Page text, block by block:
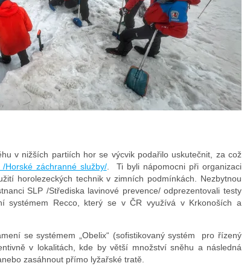
v nižších partiích hor se výcvik podařilo uskutečnit, za což
/Horské záchranné služby/. Ti byli nápomocni při organizaci
horolezeckých technik v zimních podmínkách. Nezbytnou
SLP /Střediska lavinové prevence/ odprezentovali testy
systémem Recco, který se v ČR využívá v Krkonoších a
se systémem „Obelix“ (sofistikovaný systém pro řízený
v lokalitách, kde by větší množství sněhu a následná
zasáhnout přímo lyžařské tratě.